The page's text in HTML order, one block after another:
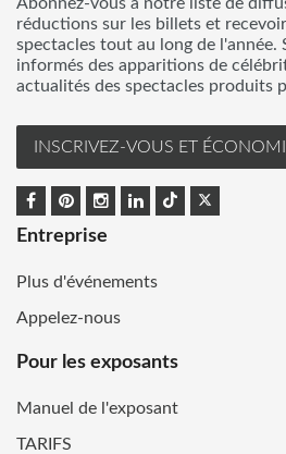
réductions sur les billets et
spectacles tout au long de l'année.
informés des apparitions de
actualités des spectacles produits
INSCRIVEZ-VOUS ET
Entreprise
Plus d'événements
Appelez-nous
Pour les exposants
Manuel de l'exposant
TARIFS